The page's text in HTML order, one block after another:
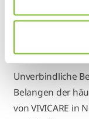
vorgeschrieben
Allgemeine
Unverbindliche
Belangen der
von VIVICARE in